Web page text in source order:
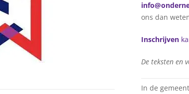
ons dan
Inschrijven
De teksten en
In de